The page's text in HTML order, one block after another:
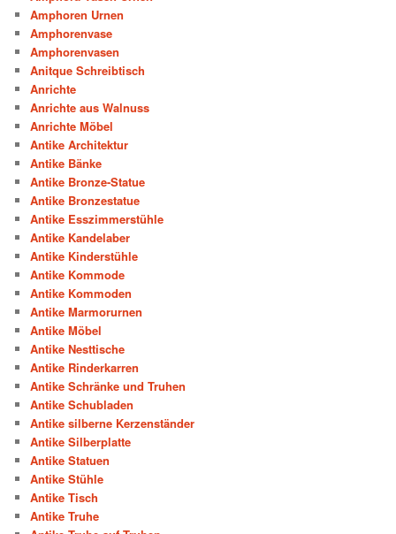
Amphoren Urnen
Amphorenvase
Amphorenvasen
Anitque Schreibtisch
Anrichte
Anrichte aus Walnuss
Anrichte Möbel
Antike Architektur
Antike Bänke
Antike Bronze-Statue
Antike Bronzestatue
Antike Esszimmerstühle
Antike Kandelaber
Antike Kinderstühle
Antike Kommode
Antike Kommoden
Antike Marmorurnen
Antike Möbel
Antike Nesttische
Antike Rinderkarren
Antike Schränke und Truhen
Antike Schubladen
Antike silberne Kerzenständer
Antike Silberplatte
Antike Statuen
Antike Stühle
Antike Tisch
Antike Truhe